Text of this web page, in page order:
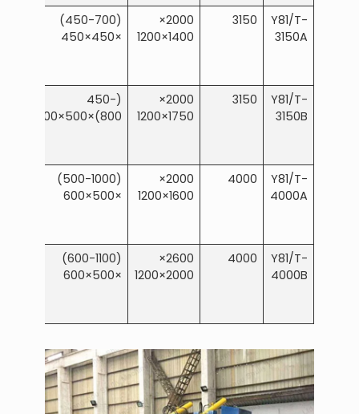
Y81/T-
3150A
3150
2000×
1400×1200
(450-700)
×450×450
Y81/T-
3150B
3150
2000×
1750×1200
(450-
800)×500×600
Y81/T-
4000A
4000
2000×
1600×1200
(500-1000)
×500×600
Y81/T-
4000B
4000
2600×
2000×1200
(600-1100)
×500×600